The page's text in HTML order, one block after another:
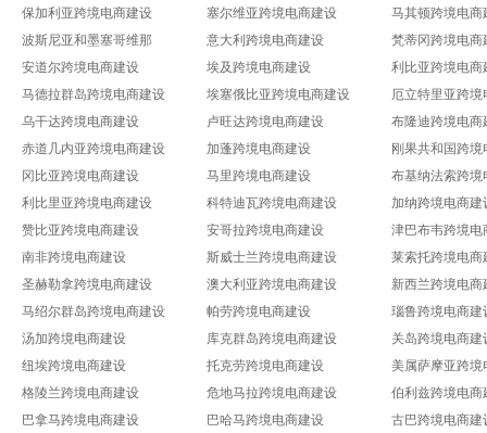
保加利亚跨境电商建设
塞尔维亚跨境电商建设
马其顿跨境电商
波斯尼亚和墨塞哥维那
意大利跨境电商建设
梵蒂冈跨境电商
安道尔跨境电商建设
埃及跨境电商建设
利比亚跨境电商
马德拉群岛跨境电商建设
埃塞俄比亚跨境电商建设
厄立特里亚跨
乌干达跨境电商建设
卢旺达跨境电商建设
布隆迪跨境电商
赤道几内亚跨境电商建设
加蓬跨境电商建设
刚果共和国跨境
冈比亚跨境电商建设
马里跨境电商建设
布基纳法索跨境
利比里亚跨境电商建设
科特迪瓦跨境电商建设
加纳跨境电商建
赞比亚跨境电商建设
安哥拉跨境电商建设
津巴布韦跨境电
南非跨境电商建设
斯威士兰跨境电商建设
莱索托跨境电商
圣赫勒拿跨境电商建设
澳大利亚跨境电商建设
新西兰跨境电商
马绍尔群岛跨境电商建设
帕劳跨境电商建设
瑙鲁跨境电商建
汤加跨境电商建设
库克群岛跨境电商建设
关岛跨境电商建
纽埃跨境电商建设
托克劳跨境电商建设
美属萨摩亚跨境
格陵兰跨境电商建设
危地马拉跨境电商建设
伯利兹跨境电商
巴拿马跨境电商建设
巴哈马跨境电商建设
古巴跨境电商建